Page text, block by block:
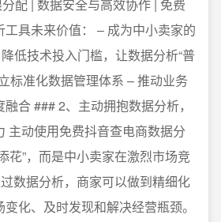
配 | 数据安全与高效协作 | 免费
具未来价值： – 成为中小卖家的
低技术投入门槛，让数据分析“普
标准化数据管理体系 – 推动业务
合 ### 2、主动拥抱数据分析，
主动使用免费抖音查电商数据分
花”，而是中小卖家在激烈市场竞
数据分析，商家可以做到精细化
化、及时发现和解决经营瓶颈。